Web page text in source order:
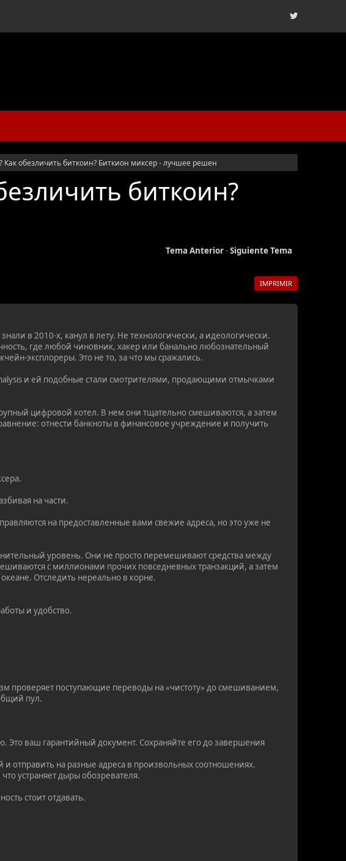
Как обезличить биткоин? Биткион миксер - лучшее решен
биткоин?
Tema Anterior-Siguiente Tema
IMPRIMIR
в 2010-х, канул в лету. Не технологически, а идеологически.
где любой чиновник, хакер или банально любознательный
эксплореры. Это не то, за что мы сражались.
и ей подобные стали смотрителями, продающими отмычками
цифровой котел. В нем они тщательно смешиваются, а затем
отнести банкноты в финансовое учреждение и получить
на части.
на предоставленные вами свежие адреса, но это уже не
уровень. Они не просто перемешивают средства между
с миллионами прочих повседневных транзакций, а затем
Отследить нереально в корне.
и удобство.
поступающие переводы на «чистоту» до смешиванием,
пул.
Это ваш гарантийный документ. Сохраняйте его до завершения
отправить на разные адреса в произвольных соотношениях.
устраняет дыры обозревателя.
стоит отдавать.